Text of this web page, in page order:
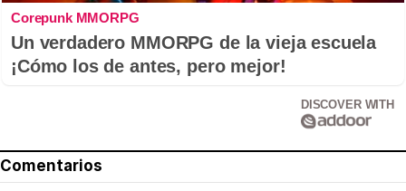
Corepunk MMORPG
Un verdadero MMORPG de la vieja escuela
¡Cómo los de antes, pero mejor!
DISCOVER WITH
Comentarios